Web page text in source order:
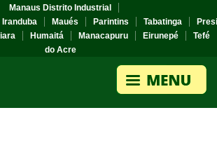
Manaus Distrito Industrial
Iranduba Maués Parintins Tabatinga
Humaitá Manacapuru Eirunepé
Tefé
do Acre